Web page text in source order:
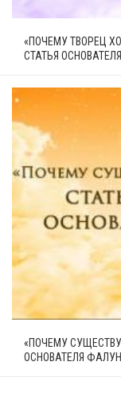
«ПОЧЕМУ ТВОРЕЦ
СТАТЬЯ
«ПОЧЕМУ
ОСНОВАТЕЛЯ